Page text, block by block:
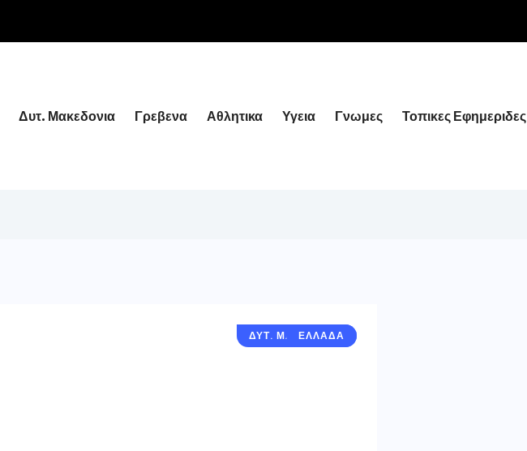
Δυτ. Μακεδονια Γρεβενα Αθλητικα Υγεια Γνωμες Τοπικες Εφημεριδες
ΔΥΤ. ΜΑΚΕΔΟΝΙΑ
ΕΛΛΑΔΑ